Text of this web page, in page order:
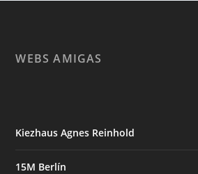
WEBS AMIGAS
Kiezhaus Agnes Reinhold
15M Berlín